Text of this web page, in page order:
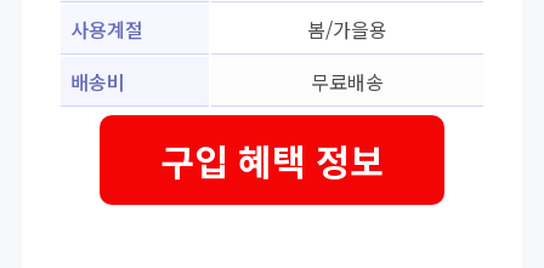
사용계절
봄/가을용
배송비
무료배송
구입 혜택 정보